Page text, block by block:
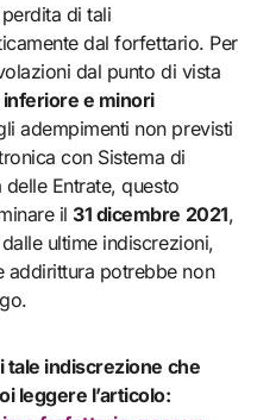
di tali
dal forfettario. Per
dal punto di vista
inferiore e minori
adempimenti non previsti
con Sistema di
delle Entrate, questo
il 31 dicembre 2021,
ultime indiscrezioni,
addirittura potrebbe non
tale indiscrezione che
leggere l’articolo: